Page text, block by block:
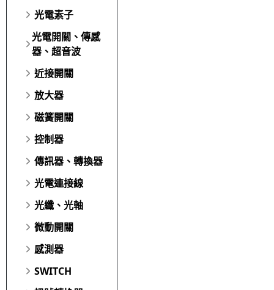
光電素子
光電開關、傳感
器、超音波
近接開關
放大器
磁簧開關
控制器
傳訊器、轉換器
光電連接線
光纖、光軸
微動開關
感測器
SWITCH